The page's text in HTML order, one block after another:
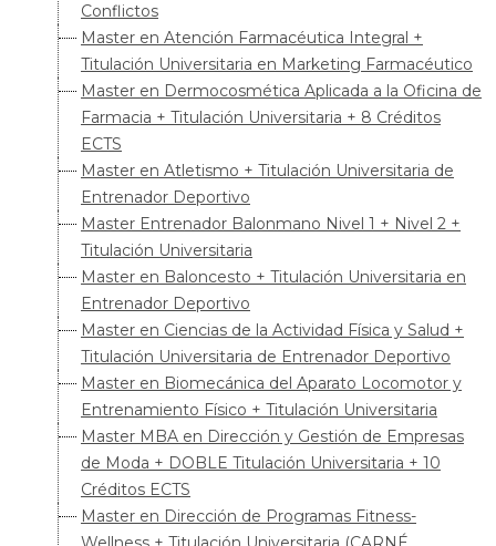
Conflictos
Master en Atención Farmacéutica Integral +
Titulación Universitaria en Marketing Farmacéutico
Master en Dermocosmética Aplicada a la Oficina de
Farmacia + Titulación Universitaria + 8 Créditos
ECTS
Master en Atletismo + Titulación Universitaria de
Entrenador Deportivo
Master Entrenador Balonmano Nivel 1 + Nivel 2 +
Titulación Universitaria
Master en Baloncesto + Titulación Universitaria en
Entrenador Deportivo
Master en Ciencias de la Actividad Física y Salud +
Titulación Universitaria de Entrenador Deportivo
Master en Biomecánica del Aparato Locomotor y
Entrenamiento Físico + Titulación Universitaria
Master MBA en Dirección y Gestión de Empresas
de Moda + DOBLE Titulación Universitaria + 10
Créditos ECTS
Master en Dirección de Programas Fitness-